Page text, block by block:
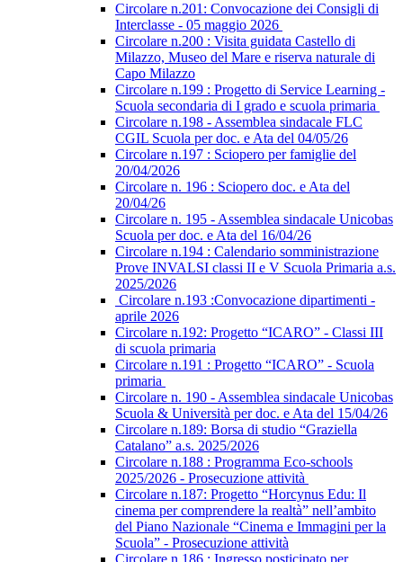
Circolare n.201: Convocazione dei Consigli di
Interclasse - 05 maggio 2026
Circolare n.200 : Visita guidata Castello di
Milazzo, Museo del Mare e riserva naturale di
Capo Milazzo
Circolare n.199 : Progetto di Service Learning -
Scuola secondaria di I grado e scuola primaria
Circolare n.198 - Assemblea sindacale FLC
CGIL Scuola per doc. e Ata del 04/05/26
Circolare n.197 : Sciopero per famiglie del
20/04/2026
Circolare n. 196 : Sciopero doc. e Ata del
20/04/26
Circolare n. 195 - Assemblea sindacale Unicobas
Scuola per doc. e Ata del 16/04/26
Circolare n.194 : Calendario somministrazione
Prove INVALSI classi II e V Scuola Primaria a.s.
2025/2026
Circolare n.193 :Convocazione dipartimenti -
aprile 2026
Circolare n.192: Progetto “ICARO” - Classi III
di scuola primaria
Circolare n.191 : Progetto “ICARO” - Scuola
primaria
Circolare n. 190 - Assemblea sindacale Unicobas
Scuola & Università per doc. e Ata del 15/04/26
Circolare n.189: Borsa di studio “Graziella
Catalano” a.s. 2025/2026
Circolare n.188 : Programma Eco-schools
2025/2026 - Prosecuzione attività
Circolare n.187: Progetto “Horcynus Edu: Il
cinema per comprendere la realtà” nell’ambito
del Piano Nazionale “Cinema e Immagini per la
Scuola” - Prosecuzione attività